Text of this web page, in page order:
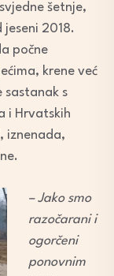
šetnje,
2018.
počne
krene već
sastanak s
i Hrvatskih
iznenada,
– Jako smo
razočarani i
ogorčeni
ponovnim